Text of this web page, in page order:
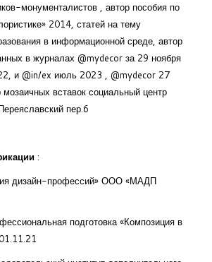
монументалистов , автор пособия по
2014, статей на тему
в информационной среде, автор
в журналах @mydecor за 29 ноября
и @in/ex июль 2023 , @mydecor 27
вставок социальный центр
пер.6
:
дизайн-профессий» ООО «МАДП
подготовка «Композиция в